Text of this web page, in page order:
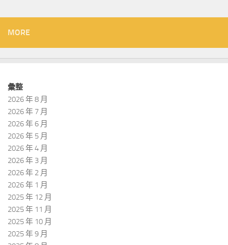
MORE
彙整
2026 年 8 月
2026 年 7 月
2026 年 6 月
2026 年 5 月
2026 年 4 月
2026 年 3 月
2026 年 2 月
2026 年 1 月
2025 年 12 月
2025 年 11 月
2025 年 10 月
2025 年 9 月